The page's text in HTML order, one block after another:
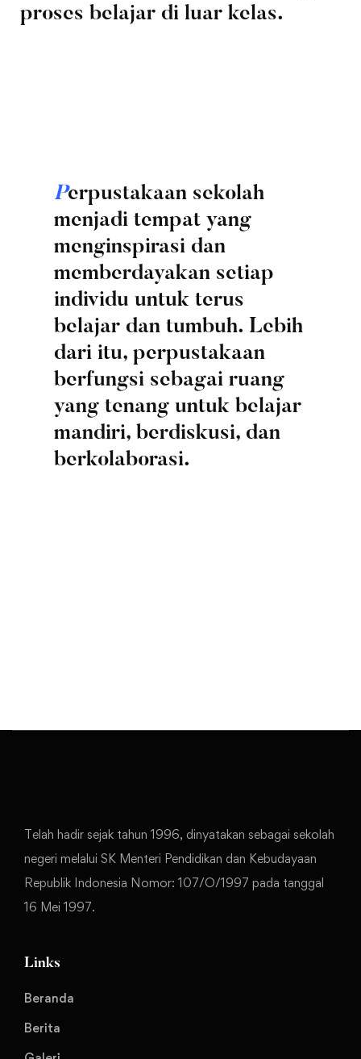
proses belajar di luar kelas.
Perpustakaan sekolah
menjadi tempat yang
menginspirasi dan
memberdayakan setiap
individu untuk terus
belajar dan tumbuh. Lebih
dari itu, perpustakaan
berfungsi sebagai ruang
yang tenang untuk belajar
mandiri, berdiskusi, dan
berkolaborasi.
Telah hadir sejak tahun 1996, dinyatakan sebagai sekolah
negeri melalui SK Menteri Pendidikan dan Kebudayaan
Republik Indonesia Nomor: 107/O/1997 pada tanggal
16 Mei 1997.
Links
Beranda
Berita